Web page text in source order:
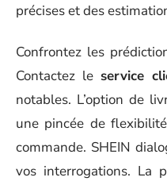
précises et des
Confrontez les
Contactez le service
notables. L’option de
une pincée de
commande. SHEIN
vos interrogations. La